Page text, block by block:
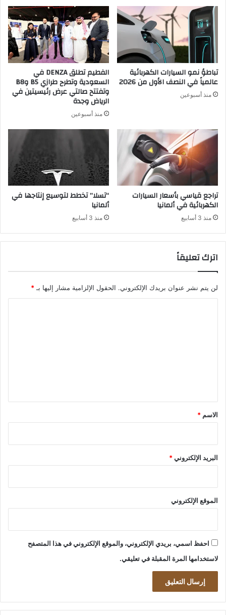
من
الفرص
تباطؤ نمو السيارات الكهربائية
عالمياً في النصف الأول من 2026
منذ أسبوعين
الفطيم تطلق DENZA في
السعودية وتطرح طرازي B5 وB8
وتفتتح صالتي عرض رئيسيتين في
الرياض وجدة
منذ أسبوعين
تراجع قياسي بأسعار السيارات
الكهربائية في ألمانيا
منذ 3 أسابيع
“تسلا” تخطط لتوسيع إنتاجها في
ألمانيا
منذ 3 أسابيع
اترك تعليقاً
لن يتم نشر عنوان بريدك الإلكتروني. الحقول الإلزامية مشار إليها بـ *
*
الاسم *
البريد الإلكتروني*
الموقع الإلكتروني
احفظ اسمي، بريدي الإلكتروني، والموقع الإلكتروني في هذا المتصفح
لاستخدامها المرة المقبلة في تعليقي.